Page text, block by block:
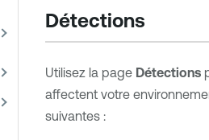
Détections
Utilisez la page Détections
affectent votre
suivantes :